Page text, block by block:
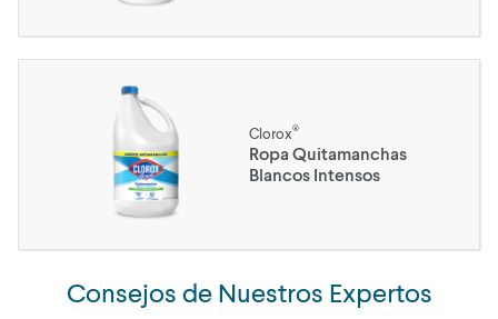
Clorox®
Ropa Quitamanchas
Blancos Intensos
Consejos de Nuestros Expertos